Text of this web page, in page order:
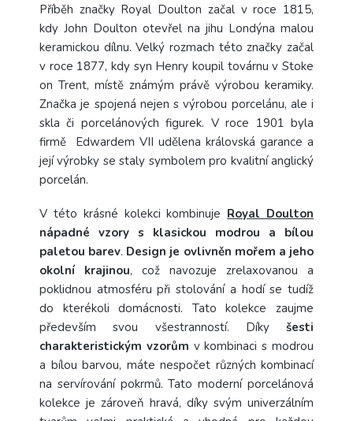
Příběh značky Royal Doulton začal v roce 1815,
kdy John Doulton otevřel na jihu Londýna malou
keramickou dílnu. Velký rozmach této značky začal
v roce 1877, kdy syn Henry koupil továrnu v Stoke
on Trent, místě známým právě výrobou keramiky.
Značka je spojená nejen s výrobou porcelánu, ale i
skla či porcelánových figurek. V roce 1901 byla
firmě Edwardem VII udělena královská garance a
její výrobky se staly symbolem pro kvalitní anglický
porcelán.
V této krásné kolekci kombinuje Royal Doulton
nápadné vzory s klasickou modrou a bílou
paletou barev. Design je ovlivněn mořem a jeho
okolní krajinou, což navozuje zrelaxovanou a
poklidnou atmosféru při stolování a hodí se tudíž
do kterékoli domácnosti. Tato kolekce zaujme
především svou všestranností. Díky šesti
charakteristickým vzorům v kombinaci s modrou
a bílou barvou, máte nespočet různých kombinací
na servírování pokrmů. Tato moderní porcelánová
kolekce je zároveň hravá, díky svým univerzálním